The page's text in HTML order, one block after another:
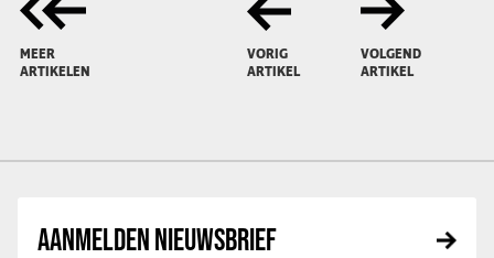
MEER
ARTIKELEN
VORIG
ARTIKEL
VOLGEND
ARTIKEL
AANMELDEN NIEUWSBRIEF